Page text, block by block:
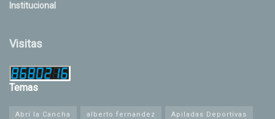
Institucional
Visitas
Temas
Abrí la Cancha alberto fernandez Apiladas Deportivas